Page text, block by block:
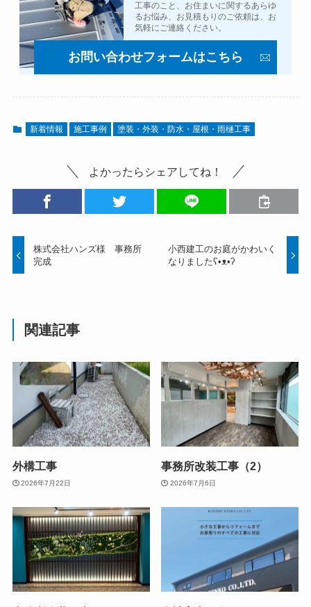
工事のこと、お住まいに関するあらゆ
るお悩み、お見積もりのご依頼は、お
気軽にご連絡ください。
お問い合わせフォームはこちら
新着情報 施工事例 塗装・外装・防水・屋根・雨樋工事
よかったらシェアしてね！
株式会社ハンズ様 事務所
完成
小西建工のお庭がかわいく
なりましたʕ•ᴥ•ʔ
関連記事
外構工事
2026年7月22日
事務所改装工事（2）
2026年7月6日